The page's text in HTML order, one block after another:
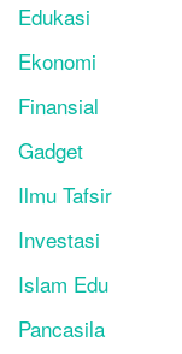
Edukasi
Ekonomi
Finansial
Gadget
Ilmu Tafsir
Investasi
Islam Edu
Pancasila